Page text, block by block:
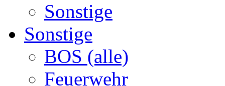
Sonstige
Sonstige
BOS (alle)
Feuerwehr